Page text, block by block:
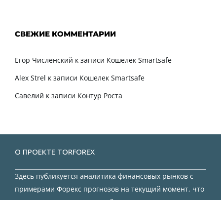
СВЕЖИЕ КОММЕНТАРИИ
Егор Численский к записи Кошелек Smartsafe
Alex Strel к записи Кошелек Smartsafe
Савелий к записи Контур Роста
О ПРОЕКТЕ TORFOREX
Здесь публикуется аналитика финансовых рынков с
примерами Форекс прогнозов на текущий момент, что